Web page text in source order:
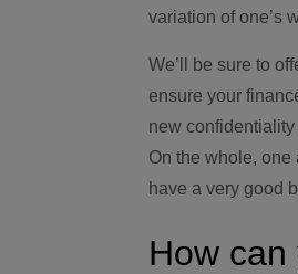
variation of one’s
We’ll be sure to
ensure your
new
On the whole,
have a very good
How